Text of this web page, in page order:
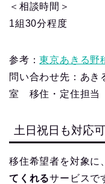
＜相談時間＞
1組30分程度
参考：東京あきる野
問い合わせ先：あ
室 移住・定住担当
土日祝日も対応
移住希望者を対象に
てくれるサービスで